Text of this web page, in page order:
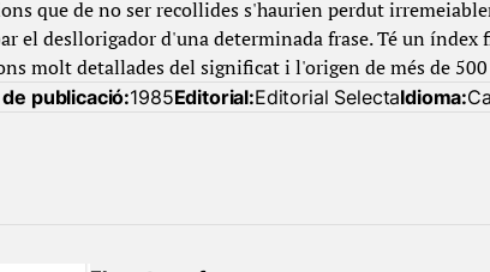
que de no ser recollides s'haurien perdut
el desllorigador d'una determinada frase. Té un índex
molt detallades del significat i l'origen de més de
de publicació:1985Editorial:Editorial SelectaIdioma: